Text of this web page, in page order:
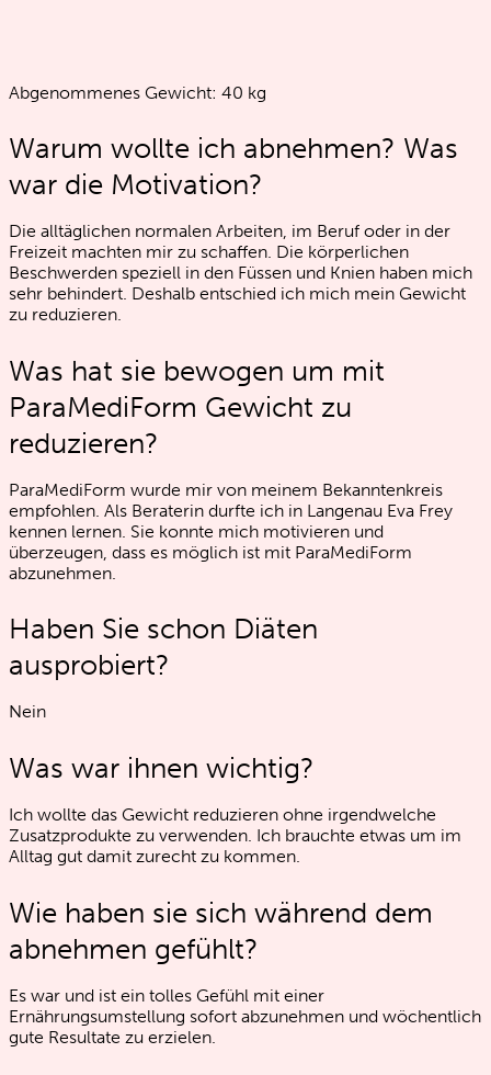
Abgenommenes Gewicht: 40 kg
Warum wollte ich abnehmen? Was
war die Motivation?
Die alltäglichen normalen Arbeiten, im Beruf oder in der
Freizeit machten mir zu schaffen. Die körperlichen
Beschwerden speziell in den Füssen und Knien haben mich
sehr behindert. Deshalb entschied ich mich mein Gewicht
zu reduzieren.
Was hat sie bewogen um mit
ParaMediForm Gewicht zu
reduzieren?
ParaMediForm wurde mir von meinem Bekanntenkreis
empfohlen. Als Beraterin durfte ich in Langenau Eva Frey
kennen lernen. Sie konnte mich motivieren und
überzeugen, dass es möglich ist mit ParaMediForm
abzunehmen.
Haben Sie schon Diäten
ausprobiert?
Nein
Was war ihnen wichtig?
Ich wollte das Gewicht reduzieren ohne irgendwelche
Zusatzprodukte zu verwenden. Ich brauchte etwas um im
Alltag gut damit zurecht zu kommen.
Wie haben sie sich während dem
abnehmen gefühlt?
Es war und ist ein tolles Gefühl mit einer
Ernährungsumstellung sofort abzunehmen und wöchentlich
gute Resultate zu erzielen.